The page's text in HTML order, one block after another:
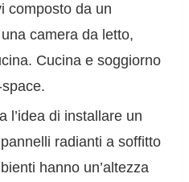
composto da un
camera da letto,
Cucina e soggiorno
l’idea di installare un
radianti a soffitto
hanno un’altezza